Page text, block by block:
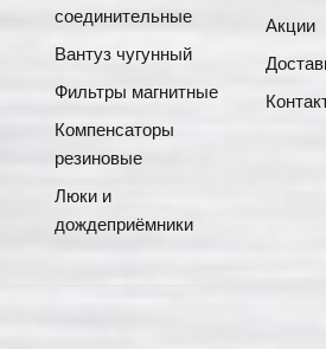
соединительные
Вантуз чугунный
Фильтры магнитные
Компенсаторы
резиновые
Люки и
дождеприёмники
Акции